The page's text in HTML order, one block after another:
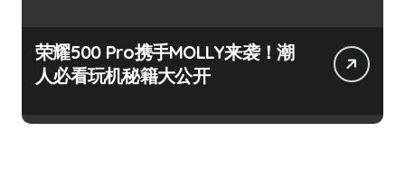
荣耀500 Pro携手MOLLY来袭！潮
人必看玩机秘籍大公开